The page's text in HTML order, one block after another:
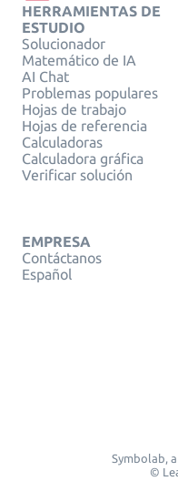
HERRAMIENTAS DE
ESTUDIO
Solucionador
Matemático de IA
AI Chat
Problemas populares
Hojas de trabajo
Hojas de referencia
Calculadoras
Calculadora gráfica
Verificar solución
EMPRESA
Contáctanos
Español
Symbolab,
©